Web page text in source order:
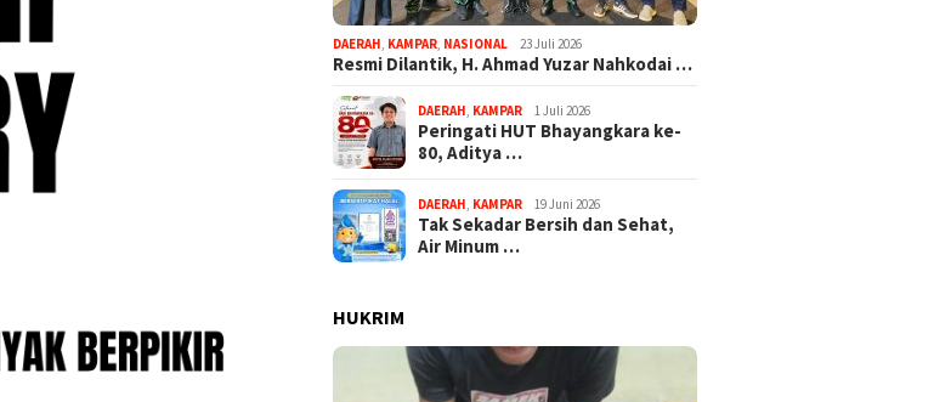
DAERAH KAMPAR NASIONAL 23 Juli 2026
Resmi Dilantik, H. Ahmad Yuzar Nahkodai …
DAERAH KAMPAR 1 Juli 2026
Peringati HUT Bhayangkara ke-
80, Aditya …
DAERAH KAMPAR 19 Juni 2026
Tak Sekadar Bersih dan Sehat,
Air Minum …
HUKRIM